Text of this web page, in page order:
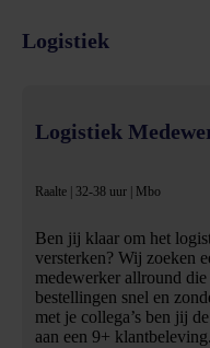
Logistiek
Logistiek
Raalte | 32-38 uur | Mbo
Ben jij klaar om het
versterken? Wij zoeken
medewerker allround
bestellingen snel en
met je collega’s ben jij
aan een 9+ klantbeleving.